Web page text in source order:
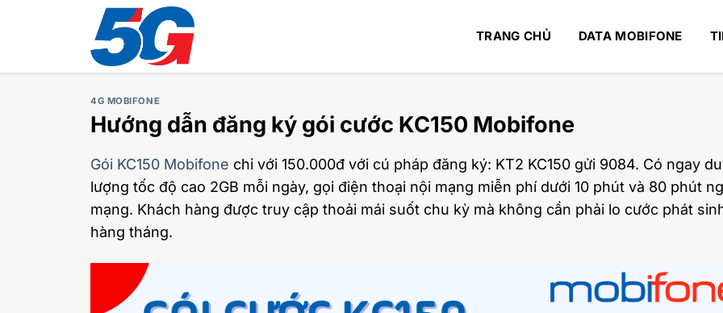
dung
TRANG CHỦ DATA MOBIFONE
4G MOBIFONE
Hướng dẫn đăng ký gói cước KC150 Mobifone
Gói KC150 Mobifone chỉ với 150.000đ với cú pháp đăng ký: KT2 KC150 gửi 9084. Có ngay
lượng tốc độ cao 2GB mỗi ngày, gọi điện thoại nội mạng miễn phí dưới 10 phút và 80 phút
mạng. Khách hàng được truy cập thoải mái suốt chu kỳ mà không cần phải lo cước phát
hàng tháng.